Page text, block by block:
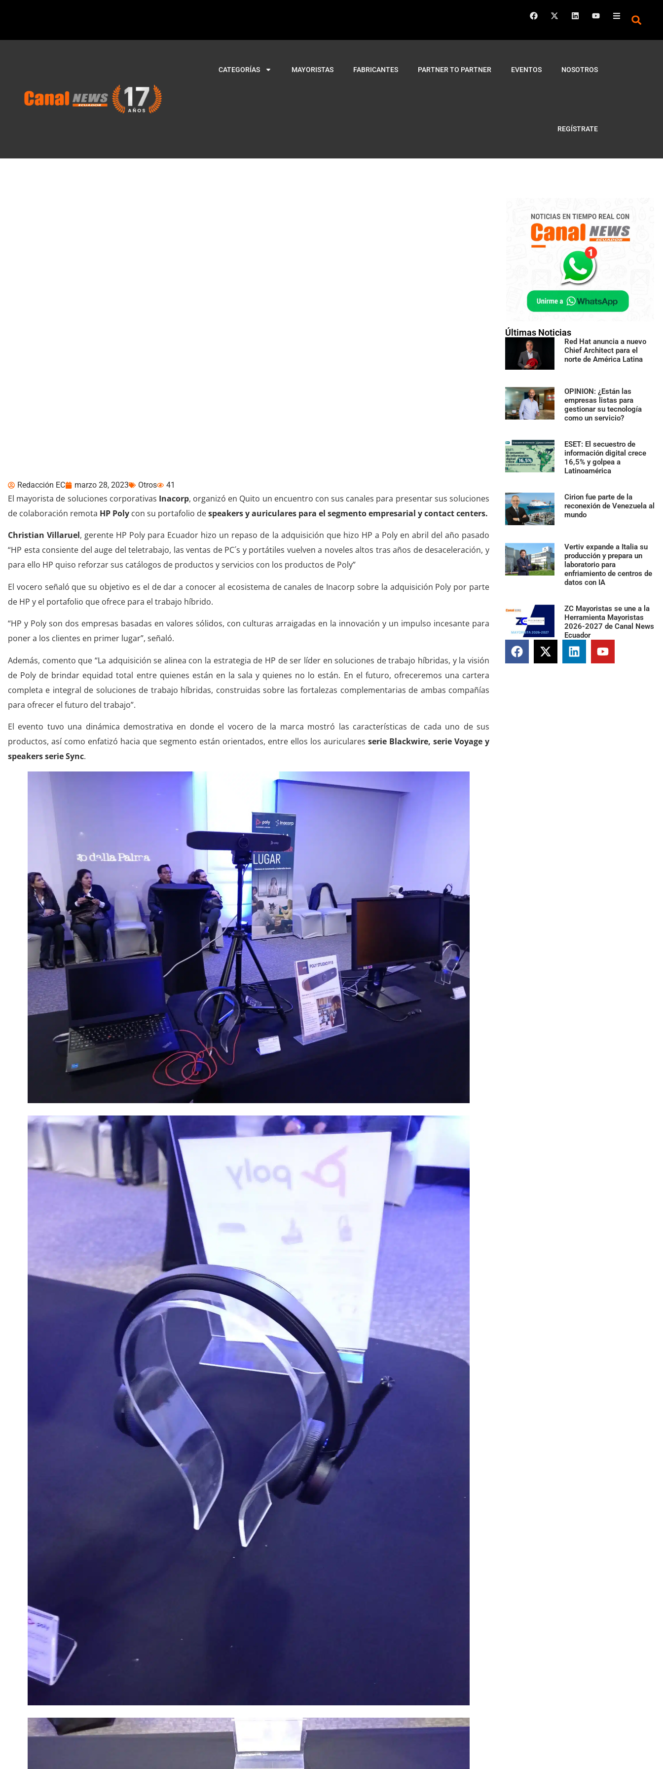
CATEGORÍAS MAYORISTAS FABRICANTES PARTNER TO PARTNER EVENTOS NOSOTROS
REGÍSTRATE
Últimas Noticias
Red Hat anuncia a nuevo
Chief Architect para el
norte de América Latina
OPINION: ¿Están las
empresas listas para
gestionar su tecnología
como un servicio?
ESET: El secuestro de
información digital crece
16,5% y golpea a
Latinoamérica
Cirion fue parte de la
reconexión de Venezuela al
mundo
Vertiv expande a Italia su
producción y prepara un
laboratorio para
enfriamiento de centros de
datos con IA
ZC Mayoristas se une a la
Herramienta Mayoristas
2026-2027 de Canal News
Ecuador
Redacción EC marzo 28, 2023 Otros 41
El mayorista de soluciones corporativas Inacorp, organizó en Quito un encuentro con sus canales para presentar sus soluciones
de colaboración remota HP Poly con su portafolio despeakers y auriculares para el segmento empresarial y contact centers.
Christian Villaruel, gerente HP Poly para Ecuador hizo un repaso de la adquisición que hizo HP a Poly en abril del año pasado
“HP esta consiente del auge del teletrabajo, las ventas de PC´s y portátiles vuelven a noveles altos tras años de desaceleración, y
para ello HP quiso reforzar sus catálogos de productos y servicios con los productos de Poly”
El vocero señaló que su objetivo es el de dar a conocer al ecosistema de canales de Inacorp sobre la adquisición Poly por parte
de HP y el portafolio que ofrece para el trabajo híbrido.
“HP y Poly son dos empresas basadas en valores sólidos, con culturas arraigadas en la innovación y un impulso incesante para
poner a los clientes en primer lugar”, señaló.
Además, comento que “La adquisición se alinea con la estrategia de HP de ser líder en soluciones de trabajo híbridas, y la visión
de Poly de brindar equidad total entre quienes están en la sala y quienes no lo están. En el futuro, ofreceremos una cartera
completa e integral de soluciones de trabajo híbridas, construidas sobre las fortalezas complementarias de ambas compañías
para ofrecer el futuro del trabajo”.
El evento tuvo una dinámica demostrativa en donde el vocero de la marca mostró las características de cada uno de sus
productos, así como enfatizó hacia que segmento están orientados, entre ellos los auriculares serie Blackwire, serie Voyage y
speakers serie Sync.